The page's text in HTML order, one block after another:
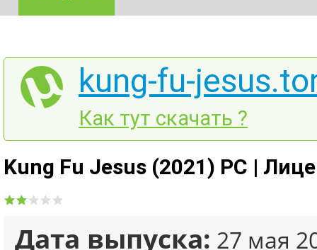
kung-fu-
Как тут скачать ?
Kung Fu Jesus (2021) PC |
Дата выпуска: 27 мая